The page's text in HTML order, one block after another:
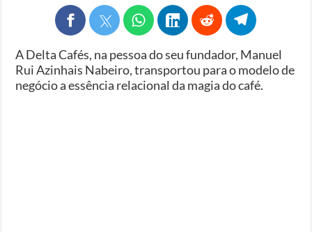
A Delta Cafés, na pessoa do seu fundador, Manuel
Rui Azinhais Nabeiro, transportou para o modelo de
negócio a essência relacional da magia do café.